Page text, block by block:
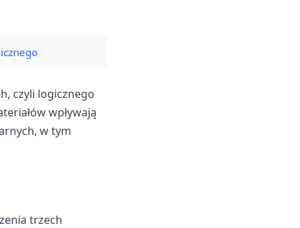
czyli logicznego
wpływają
w tym
trzech